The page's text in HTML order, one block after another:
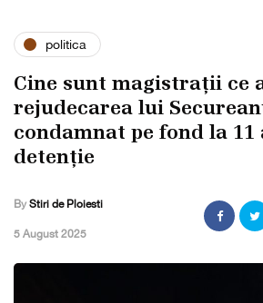
politica
Cine sunt magistrații ce
rejudecarea lui
condamnat pe fond la 11
detenție
By Stiri de Ploiesti
,5 August 2025